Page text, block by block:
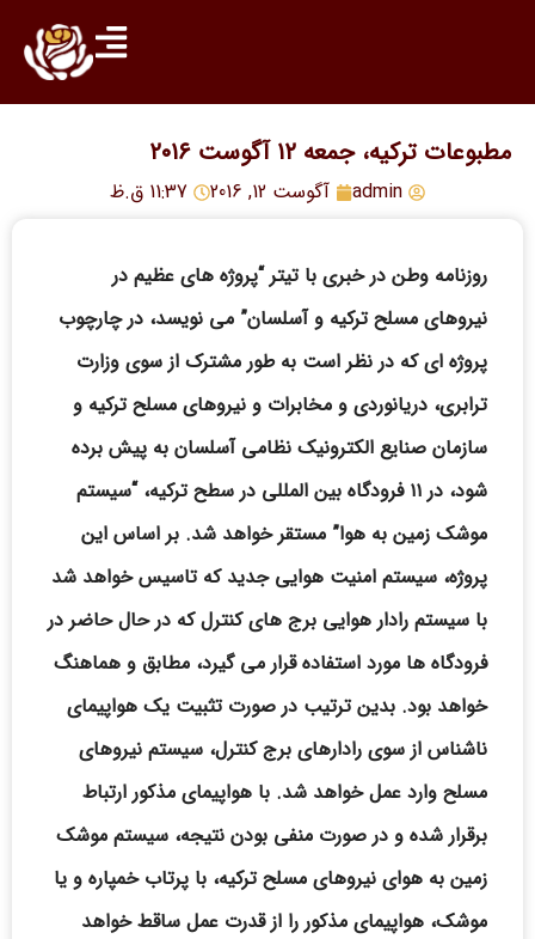
مطبوعات ترکیه، جمعه ۱۲ آگوست ۲۰۱۶
admin آگوست 12, 2016 11:37 ق.ظ
روزنامه وطن در خبری با تیتر “پروژه های عظیم در
نیروهای مسلح ترکیه و آسلسان” می نویسد، در چارچوب
پروژه ای که در نظر است به طور مشترک از سوی وزارت
ترابری، دریانوردی و مخابرات و نیروهای مسلح ترکیه و
سازمان صنایع الکترونیک نظامی آسلسان به پیش برده
شود، در ۱۱ فرودگاه بین المللی در سطح ترکیه، “سیستم
موشک زمین به هوا” مستقر خواهد شد. بر اساس این
پروژه، سیستم امنیت هوایی جدید که تاسیس خواهد شد
با سیستم رادار هوایی برج های کنترل که در حال حاضر در
فرودگاه ها مورد استفاده قرار می گیرد، مطابق و هماهنگ
خواهد بود. بدین ترتیب در صورت تثبیت یک هواپیمای
ناشناس از سوی رادارهای برج کنترل، سیستم نیروهای
مسلح وارد عمل خواهد شد. با هواپیمای مذکور ارتباط
برقرار شده و در صورت منفی بودن نتیجه، سیستم موشک
زمین به هوای نیروهای مسلح ترکیه، با پرتاب خمپاره و یا
موشک، هواپیمای مذکور را از قدرت عمل ساقط خواهد